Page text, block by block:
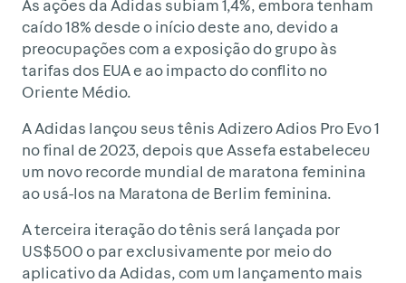
As ações da Adidas subiam 1,4%, embora tenham
caído 18% desde o início deste ano, devido a
preocupações com a exposição do grupo às
tarifas dos EUA e ao impacto do conflito no
Oriente Médio.
A Adidas lançou seus tênis Adizero Adios Pro Evo 1
no final de 2023, depois que Assefa estabeleceu
um novo recorde mundial de maratona feminina
ao usá-los na Maratona de Berlim feminina.
A terceira iteração do tênis será lançada por
US$500 o par exclusivamente por meio do
aplicativo da Adidas, com um lançamento mais